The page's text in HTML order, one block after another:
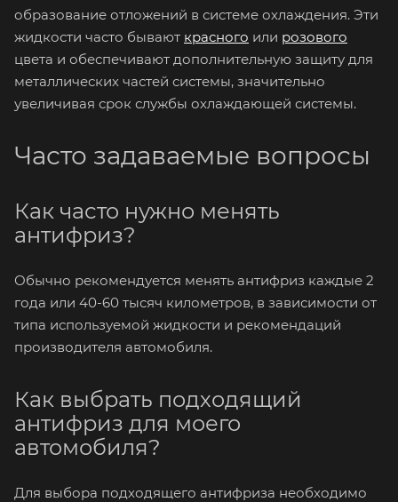
образование отложений в системе охлаждения. Эти
жидкости часто бывают красного или розового
цвета и обеспечивают дополнительную защиту для
металлических частей системы, значительно
увеличивая срок службы охлаждающей системы.
Часто задаваемые вопросы
Как часто нужно менять
антифриз?
Обычно рекомендуется менять антифриз каждые 2
года или 40-60 тысяч километров, в зависимости от
типа используемой жидкости и рекомендаций
производителя автомобиля.
Как выбрать подходящий
антифриз для моего
автомобиля?
Для выбора подходящего антифриза необходимо